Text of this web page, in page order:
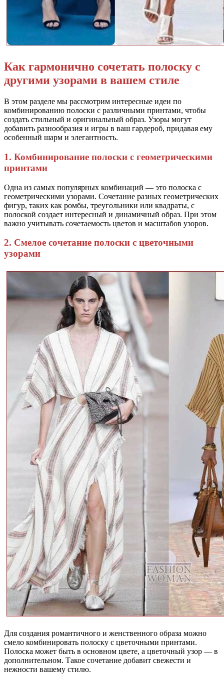
Как гармонично сочетать полоску с
другими узорами в вашем стиле
В этом разделе мы рассмотрим интересные идеи по
комбинированию полоски с различными принтами, чтобы
создать стильный и оригинальный образ. Узоры могут
добавить разнообразия и игры в ваш гардероб, придавая ему
особенный шарм и элегантность.
1. Комбинирование полоски с геометрическими
принтами
Одна из самых популярных комбинаций — это полоска с
геометрическими узорами. Сочетание разных геометрических
фигур, таких как ромбы, треугольники или квадраты, с
полоской создает интересный и динамичный образ. При этом
важно учитывать сочетаемость цветов и масштабов узоров.
2. Смелое сочетание полоски с цветочными
узорами
Для создания романтичного и женственного образа можно
смело комбинировать полоску с цветочными принтами.
Полоска может быть в основном цвете, а цветочный узор — в
дополнительном. Такое сочетание добавит свежести и
нежности вашему стилю.